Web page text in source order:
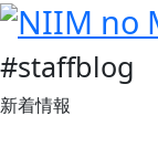
#staffblog
新着情報